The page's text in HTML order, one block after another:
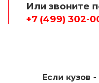
Или звоните
+7 (499) 302-
Если кузов